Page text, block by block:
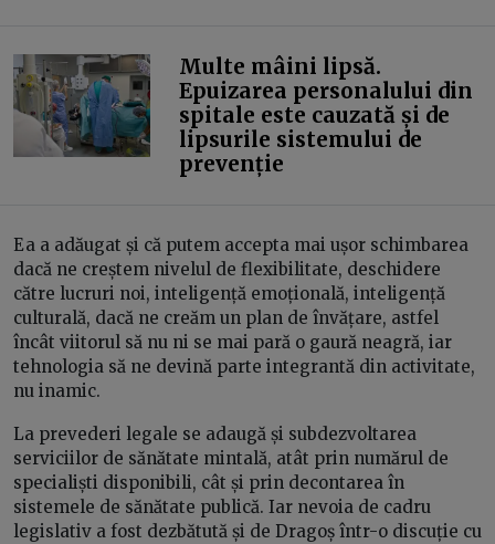
Multe mâini lipsă.
Epuizarea personalului din
spitale este cauzată și de
lipsurile sistemului de
prevenție
Ea a adăugat și că putem accepta mai ușor schimbarea
dacă ne creștem nivelul de flexibilitate, deschidere
către lucruri noi, inteligență emoțională, inteligență
culturală, dacă ne creăm un plan de învățare, astfel
încât viitorul să nu ni se mai pară o gaură neagră, iar
tehnologia să ne devină parte integrantă din activitate,
nu inamic.
La prevederi legale se adaugă și subdezvoltarea
serviciilor de sănătate mintală, atât prin numărul de
specialiști disponibili, cât și prin decontarea în
sistemele de sănătate publică. Iar nevoia de cadru
legislativ a fost dezbătută și de Dragoș într-o discuție cu